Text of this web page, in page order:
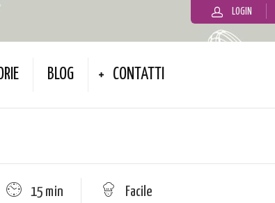
LOGIN
BLOG CONTATTI
15 min Facile